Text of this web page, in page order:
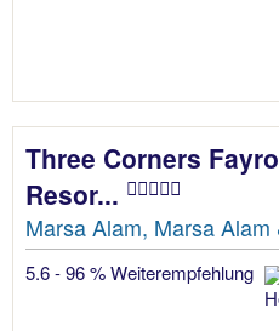
Three Corners
Resor...
Marsa Alam, Marsa
5.6 - 96 % Weiterempfehlung